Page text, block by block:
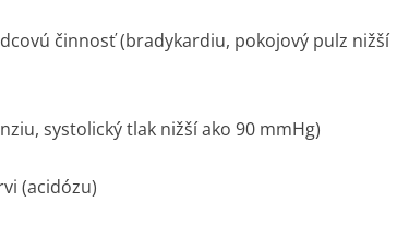
činnosť (bradykardiu, pokojový pulz nižší
systolický tlak nižší ako 90 mmHg)
(acidózu)